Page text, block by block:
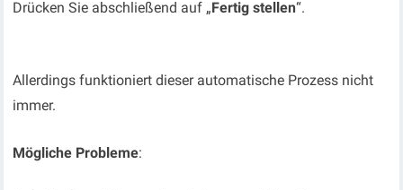
Drücken Sie abschließend auf „Fertig stellen“.
Allerdings funktioniert dieser automatische Prozess nicht
immer.
Mögliche Probleme: